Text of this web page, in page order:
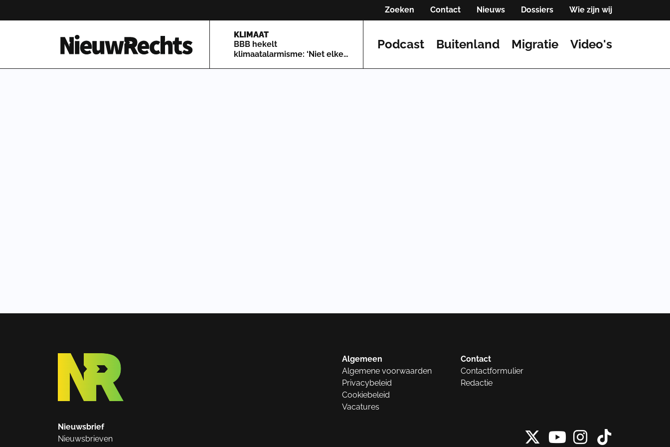
Zoeken Contact Nieuws Dossiers Wie zijn wij
Homepage van NieuwRechts
KLIMAAT
BBB hekelt
klimaatalarmisme: ‘Niet elke
Podcast Buitenland Migratie Video's
Algemeen
Algemene voorwaarden
Privacybeleid
Cookiebeleid
Vacatures
Contact
Contactformulier
Redactie
Nieuwsbrief
Nieuwsbrieven
X vanInstagram
Tiktok